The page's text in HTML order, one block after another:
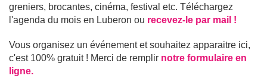
greniers, brocantes, cinéma, festival etc. Téléchargez
l'agenda du mois en Luberon ou recevez-le par mail !
Vous organisez un événement et souhaitez apparaitre ici,
c'est 100% gratuit ! Merci de remplir notre formulaire en
ligne.